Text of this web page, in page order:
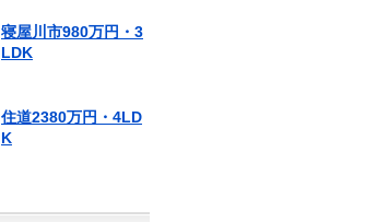
寝屋川市980万円・3
LDK
住道2380万円・4LD
K